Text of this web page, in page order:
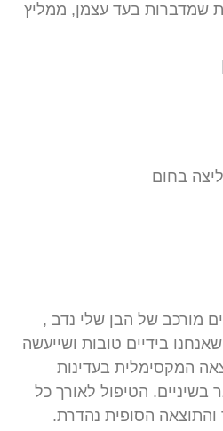
שמדברות בעד עצמן, ממליץ
בחום
מורכב של הבן שלי נדב ,
בידיים טובות ושייעשה
המקסימלית בעדינות
בשיניים. הטיפול לאורך כל
והתוצאה הסופית נהדרת.